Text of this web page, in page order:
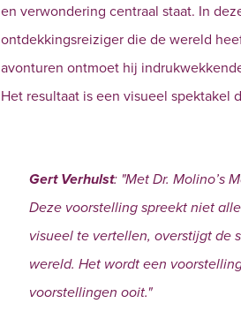
en verwondering centraal staat. In
ontdekkingsreiziger die de wereld
avonturen ontmoet hij
Het resultaat is een visueel
Gert Verhulst: "Met Dr. Molino’s
Deze voorstelling spreekt niet
visueel te vertellen, overstijgt de
wereld. Het wordt een
voorstellingen ooit."